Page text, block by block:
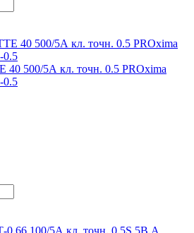
40 500/5А кл. точн. 0.5 PROxima
0.5